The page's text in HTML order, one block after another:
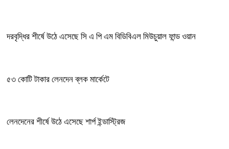
দরবৃদ্ধির শীর্ষে উঠে এসেছে সি এ পি এম বিডিবিএল মিউচুয়াল ফান্ড ওয়ান
৫৩ কোটি টাকার লেনদেন ব্লক মার্কেটে
লেনদেনের শীর্ষে উঠে এসেছে শার্প ইন্ডাস্ট্রিজ